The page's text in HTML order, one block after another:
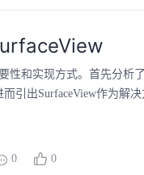
性和实现方式。首先分析
引出SurfaceView作为解决
0 0